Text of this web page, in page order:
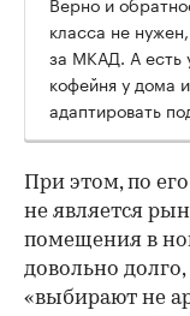
класса не
за МКАД. А есть
кофейня у дома
адаптировать
При этом, по
не является
помещения в
довольно
«выбирают не